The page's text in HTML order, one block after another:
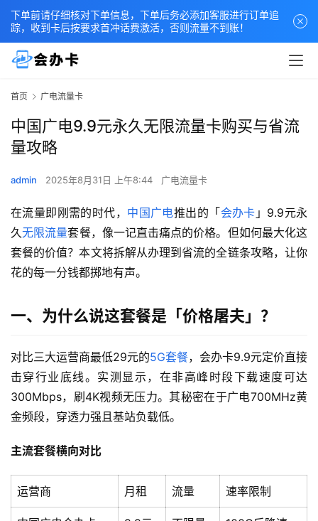
首页 广电流量卡
中国广电9.9元永久无限流量卡购买与省流
量攻略
admin 2025年8月31日 上午8:44 广电流量卡
在流量即刚需的时代， 中国广电推出的「会办卡 」9.9元永
久无限流量套餐，像一记直击痛点的价格。但如何最大化这
套餐的价值？本文将拆解从办理到省流的全链条攻略，让你
花的每一分钱都掷地有声。
一、为什么说这套餐是「价格屠夫」？
对比三大运营商最低29元的5G套餐，会办卡9.9元定价直接
击穿行业底线。实测显示，在非高峰时段下载速度可达
300Mbps，刷4K视频无压力。其秘密在于广电700MHz黄
金频段，穿透力强且基站负载低。
主流套餐横向对比
运营商 月租 流量 速率限制
下单前请仔细核对下单信息，下单后务必添加客服进行订单追
踪，收到卡后按要求首冲话费激活，否则流量不到账！